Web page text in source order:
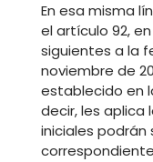
En esa misma
el artículo 92,
siguientes a la
noviembre de
establecido en
decir, les
iniciales